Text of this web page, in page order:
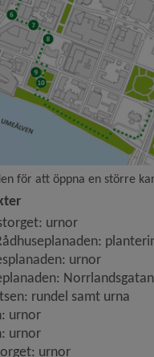
för att öppna en större
urnor
urnor
Norrlandsgatan
rundel samt urna
urnor
urnor
urnor